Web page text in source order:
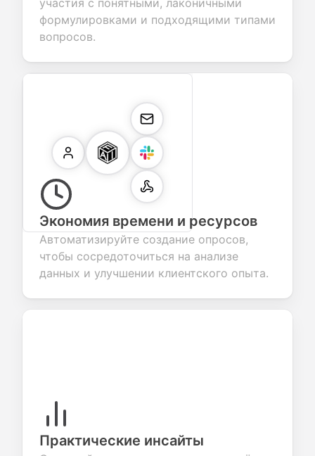
участия с понятными, лаконичными
формулировками и подходящими типами
вопросов.
Экономия времени и ресурсов
Автоматизируйте создание опросов,
чтобы сосредоточиться на анализе
данных и улучшении клиентского опыта.
Практические инсайты